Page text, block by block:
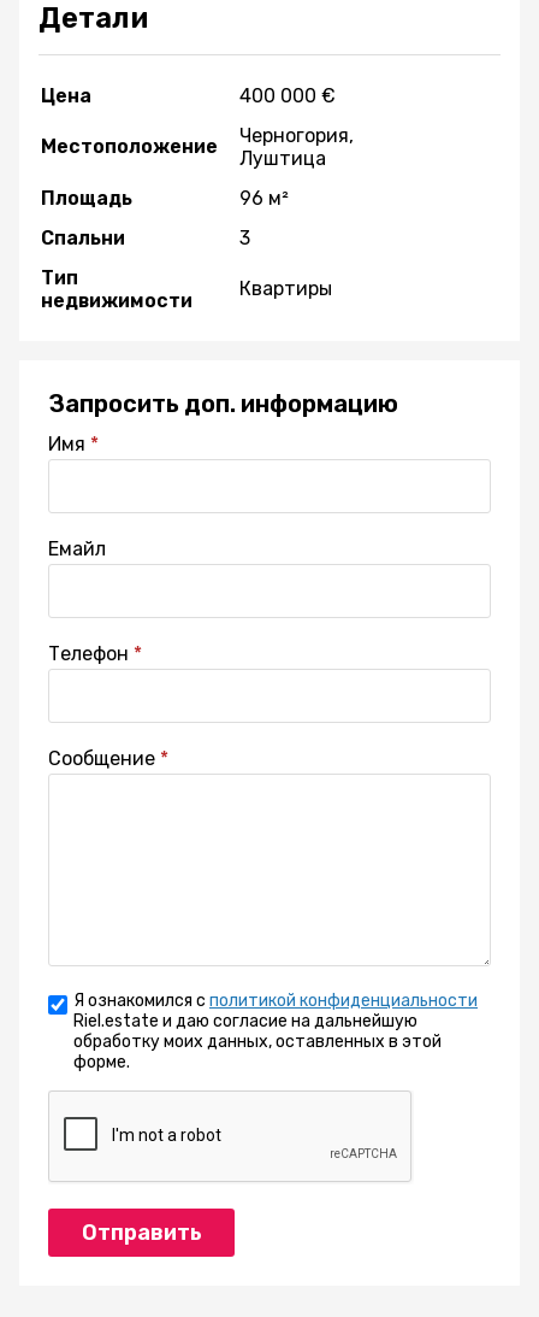
Детали
Цена 400 000 €
Местоположение
Черногория,
Луштица
Площадь
96 м²
Спальни
3
Тип
недвижимости
Квартиры
Запросить доп. информацию
Имя
Емайл
Телефон
Сообщение
Я ознакомился с политикой конфиденциальности
Riel.estate и даю согласие на дальнейшую
обработку моих данных, оставленных в этой
форме.
Отправить